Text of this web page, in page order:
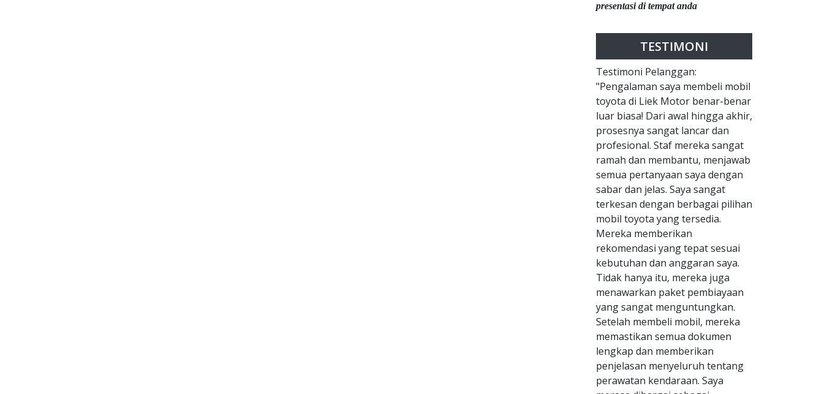
presentasi di tempat anda
TESTIMONI
Testimoni Pelanggan:
"Pengalaman saya membeli mobil
toyota di Liek Motor benar-benar
luar biasa! Dari awal hingga akhir,
prosesnya sangat lancar dan
profesional. Staf mereka sangat
ramah dan membantu, menjawab
semua pertanyaan saya dengan
sabar dan jelas. Saya sangat
terkesan dengan berbagai pilihan
mobil toyota yang tersedia.
Mereka memberikan
rekomendasi yang tepat sesuai
kebutuhan dan anggaran saya.
Tidak hanya itu, mereka juga
menawarkan paket pembiayaan
yang sangat menguntungkan.
Setelah membeli mobil, mereka
memastikan semua dokumen
lengkap dan memberikan
penjelasan menyeluruh tentang
perawatan kendaraan. Saya